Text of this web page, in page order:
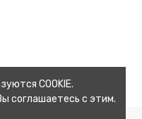
COOKIE.
соглашаетесь с этим.